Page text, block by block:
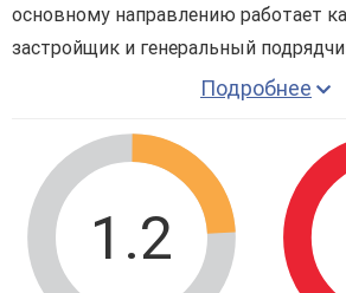
основному направлению работает
застройщик и генеральный
Текущий проект застройщика –
Всего сдадут 596 квартир, включая
форматы с террасами, каминами, а
последних этажах. Реализацию
начала после 2021 г, когда
приостановил свою деятельность.
Подробнее
1.2